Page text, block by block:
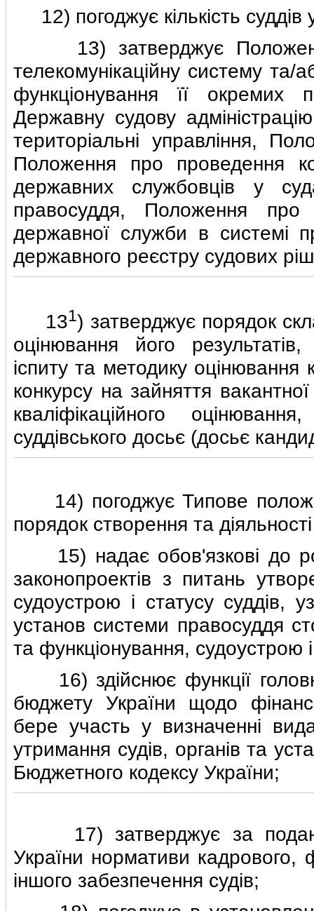
12) погоджує кiлькiсть суддiв
13) затверджує
телекомунiкацiйну систему
функцiонування її окремих
Державну судову
територiальнi управлiння,
Положення про проведення
державних службовцiв у
правосуддя, Положення
державної служби в системi
державного реєстру судових
131) затверджує порядок
оцiнювання його
iспиту та методику оцiнювання
конкурсу на зайняття
квалiфiкацiйного
суддiвського досьє (досьє
14) погоджує Типове
порядок створення та
15) надає обов'язковi до
законопроектiв з питань
судоустрою i статусу суддiв,
установ системи правосуддя
та функцiонування, судоустрою
16) здiйснює функцiї
бюджету України щодо
бере участь у визначеннi
утримання судiв, органiв та
Бюджетного кодексу України;
17) затверджує за
України нормативи кадрового,
iншого забезпечення судiв;